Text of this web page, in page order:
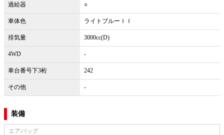
過給器 ○
車体色 ライトブルーＩＩ
排気量 3000cc(D)
4WD -
車台番号下3桁 242
その他 -
装備
エアバッグ